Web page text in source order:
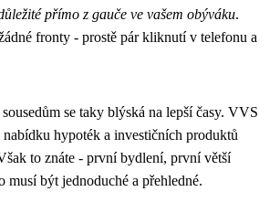
přímo z gauče ve vašem obýváku.
fronty - prostě pár kliknutí v telefonu a
se taky blýská na lepší časy. VVS
nabídku hypoték a investičních produktů
to znáte - první bydlení, první větší
musí být jednoduché a přehledné.